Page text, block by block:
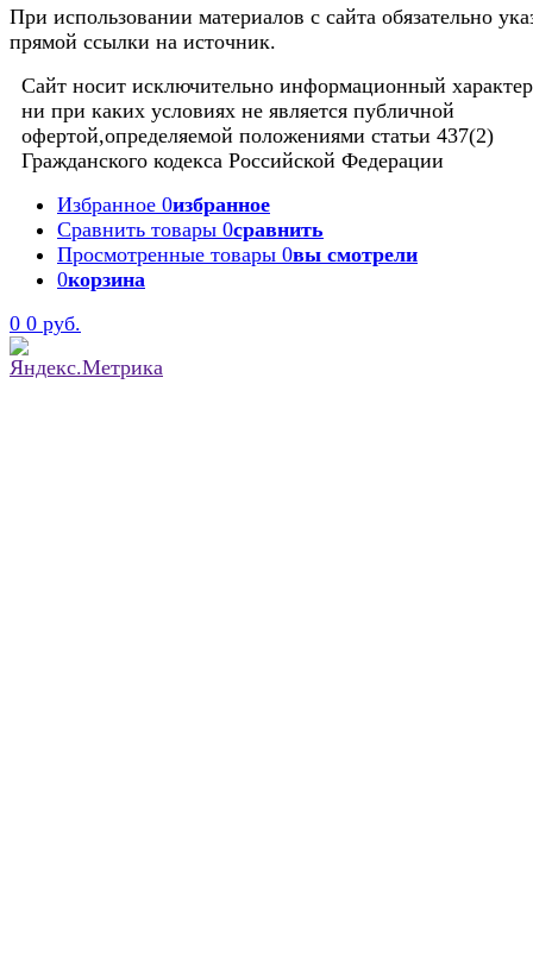
При использовании материалов с сайта обязательно
прямой ссылки на источник.
Сайт носит исключительно информационный
ни при каких условиях не является публичной
офертой,определяемой положениями статьи 437(2)
Гражданского кодекса Российской Федерации
Избранное 0избранное
Сравнить товары 0сравнить
Просмотренные товары 0вы смотрели
0корзина
0 0 руб.